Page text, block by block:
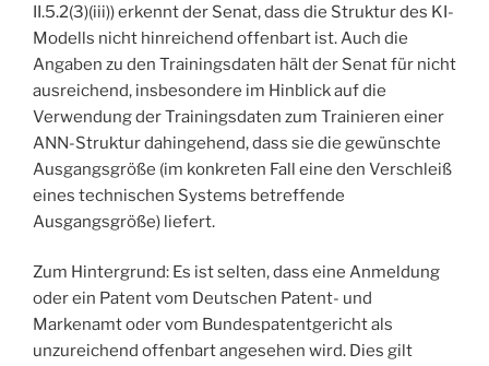
II.5.2(3)(iii)) erkennt der Senat, dass die Struktur des KI-
Modells nicht hinreichend offenbart ist. Auch die
Angaben zu den Trainingsdaten hält der Senat für nicht
ausreichend, insbesondere im Hinblick auf die
Verwendung der Trainingsdaten zum Trainieren einer
ANN-Struktur dahingehend, dass sie die gewünschte
Ausgangsgröße (im konkreten Fall eine den Verschleiß
eines technischen Systems betreffende
Ausgangsgröße) liefert.
Zum Hintergrund: Es ist selten, dass eine Anmeldung
oder ein Patent vom Deutschen Patent- und
Markenamt oder vom Bundespatentgericht als
unzureichend offenbart angesehen wird. Dies gilt